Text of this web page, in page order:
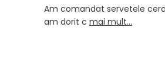
Am comandat servetele
am dorit c mai mult...